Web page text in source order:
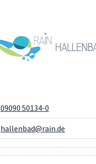
09090 50134-0
hallenbad@rain.de